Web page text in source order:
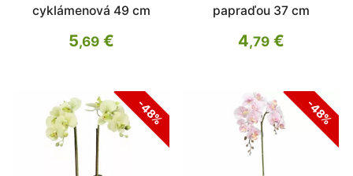
cyklámenová 49 cm
5,69 €
papraďou 37 cm
4,79 €
-48% -48%